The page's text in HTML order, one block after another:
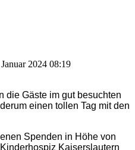
2024 08:19
die Gäste im gut besuchten
einen tollen Tag mit den
Spenden in Höhe von
Kaiserslautern